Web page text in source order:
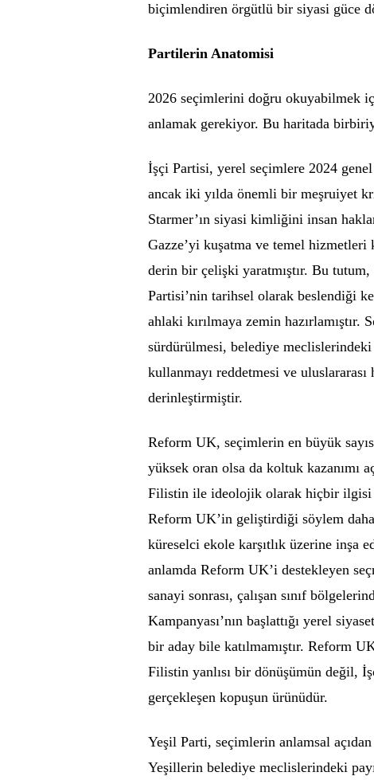
biçimlendiren örgütlü bir siyasi güce
Partilerin Anatomisi
2026 seçimlerini doğru okuyabilmek
anlamak gerekiyor. Bu haritada
İşçi Partisi, yerel seçimlere 2024
ancak iki yılda önemli bir meşruiyet
Starmer’ın siyasi kimliğini insan
Gazze’yi kuşatma ve temel hizmetleri
derin bir çelişki yaratmıştır. Bu
Partisi’nin tarihsel olarak beslendiği
ahlaki kırılmaya zemin hazırlamıştır.
sürdürülmesi, belediye
kullanmayı reddetmesi ve uluslararası
derinleştirmiştir.
Reform UK, seçimlerin en büyük
yüksek oran olsa da koltuk kazanımı
Filistin ile ideolojik olarak hiçbir ilgisi
Reform UK’in geliştirdiği söylem daha
küreselci ekole karşıtlık üzerine inşa
anlamda Reform UK’i destekleyen
sanayi sonrası, çalışan sınıf
Kampanyası’nın başlattığı yerel
bir aday bile katılmamıştır. Reform
Filistin yanlısı bir dönüşümün değil,
gerçekleşen kopuşun ürünüdür.
Yeşil Parti, seçimlerin anlamsal
Yeşillerin belediye meclislerindeki